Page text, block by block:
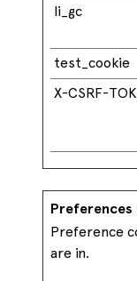
li_gc
test_cookie
X-CSRF-
Preferences
Preference
are in.